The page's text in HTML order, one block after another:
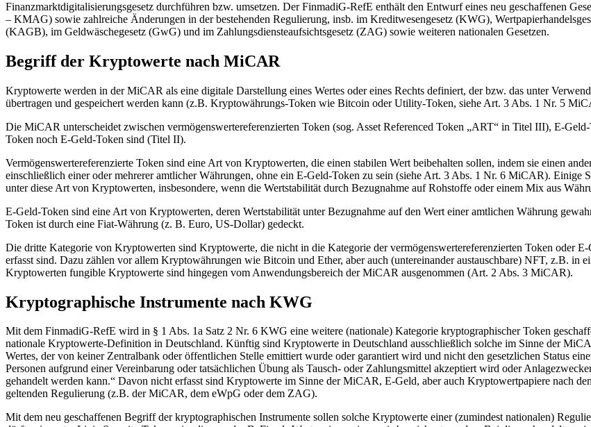
Finanzmarktdigitalisierungsgesetz durchführen bzw. umsetzen. Der FinmadiG-RefE enthält den Entwurf eines neu geschaffenen
– KMAG) sowie zahlreiche Änderungen in der bestehenden Regulierung, insb. im Kreditwesengesetz (KWG),
(KAGB), im Geldwäschegesetz (GwG) und im Zahlungsdiensteaufsichtsgesetz (ZAG) sowie weiteren nationalen Gesetzen.
Begriff der Kryptowerte nach MiCAR
Kryptowerte werden in der MiCAR als eine digitale Darstellung eines Wertes oder eines Rechts definiert, der bzw. das unter
übertragen und gespeichert werden kann (z.B. Kryptowährungs-Token wie Bitcoin oder Utility-Token, siehe Art. 3 Abs. 1 Nr. 5
Die MiCAR unterscheidet zwischen vermögenswertereferenzierten Token (sog. Asset Referenced Token „ART“ in Titel III), E-
Token noch E-Geld-Token sind (Titel II).
Vermögenswertereferenzierte Token sind eine Art von Kryptowerten, die einen stabilen Wert beibehalten sollen, indem sie einen
einschließlich einer oder mehrerer amtlicher Währungen, ohne ein E-Geld-Token zu sein (siehe Art. 3 Abs. 1 Nr. 6 MiCAR). Einige
unter diese Art von Kryptowerten, insbesondere, wenn die Wertstabilität durch Bezugnahme auf Rohstoffe oder einem Mix aus
E-Geld-Token sind eine Art von Kryptowerten, deren Wertstabilität unter Bezugnahme auf den Wert einer amtlichen Währung
Token ist durch eine Fiat-Währung (z. B. Euro, US-Dollar) gedeckt.
Die dritte Kategorie von Kryptowerten sind Kryptowerte, die nicht in die Kategorie der vermögenswertereferenzierten Token oder
erfasst sind. Dazu zählen vor allem Kryptowährungen wie Bitcoin und Ether, aber auch (untereinander austauschbare) NFT, z.B. in
Kryptowerten fungible Kryptowerte sind hingegen vom Anwendungsbereich der MiCAR ausgenommen (Art. 2 Abs. 3 MiCAR).
Kryptographische Instrumente nach KWG
Mit dem FinmadiG-RefE wird in § 1 Abs. 1a Satz 2 Nr. 6 KWG eine weitere (nationale) Kategorie kryptographischer Token
nationale Kryptowerte-Definition in Deutschland. Künftig sind Kryptowerte in Deutschland ausschließlich solche im Sinne der
Wertes, der von keiner Zentralbank oder öffentlichen Stelle emittiert wurde oder garantiert wird und nicht den gesetzlichen Status
Personen aufgrund einer Vereinbarung oder tatsächlichen Übung als Tausch- oder Zahlungsmittel akzeptiert wird oder
gehandelt werden kann.“ Davon nicht erfasst sind Kryptowerte im Sinne der MiCAR, E-Geld, aber auch Kryptowertpapiere nach
geltenden Regulierung (z.B. der MiCAR, dem eWpG oder dem ZAG).
Mit dem neu geschaffenen Begriff der kryptographischen Instrumente sollen solche Kryptowerte einer (zumindest nationalen)